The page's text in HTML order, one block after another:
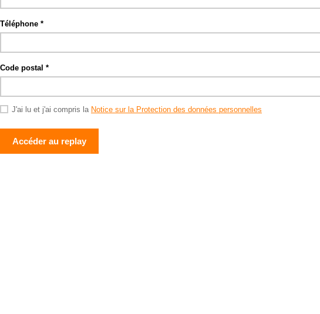
Téléphone
Code postal
J'ai lu et j'ai compris la Notice sur la Protection des données personnelles